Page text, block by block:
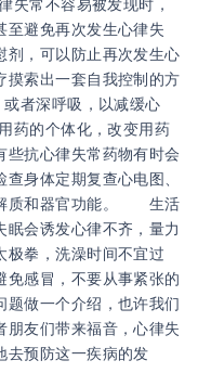
常不容易被发现时，
至避免再次发生心律失
剂，可以防止再次发生心
摸索出一套自我控制的方
者深呼吸，以减缓心
的个体化，改变用药
些抗心律失常药物有时会
身体定期复查心电图、
解质和器官功能。 生活
会诱发心律不齐，量力
极拳，洗澡时间不宜过
免感冒，不要从事紧张的
做一个介绍，也许我们
朋友们带来福音，心律失
去预防这一疾病的发